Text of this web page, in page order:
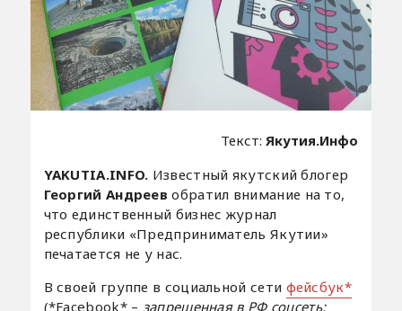
Текст: Якутия.Инфо
YAKUTIA.INFO. Известный якутский блогер
Георгий Андреевобратил внимание на то,
что единственный бизнес журнал
республики «Предприниматель Якутии»
печатается не у нас.
В своей группе в социальной сети фейсбук*
(*Facebook* – запрещенная в РФ соцсеть;